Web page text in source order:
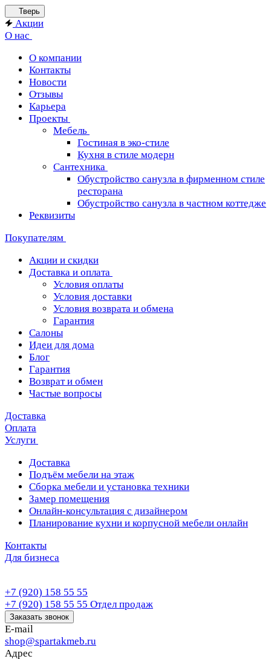
Тверь
Акции
О нас
О компании
Контакты
Новости
Отзывы
Карьера
Проекты
Мебель
Гостиная в эко-стиле
Кухня в стиле модерн
Сантехника
Обустройство санузла в фирменном стиле
ресторана
Обустройство санузла в частном коттедже
Реквизиты
Покупателям
Акции и скидки
Доставка и оплата
Условия оплаты
Условия доставки
Условия возврата и обмена
Гарантия
Салоны
Идеи для дома
Блог
Гарантия
Возврат и обмен
Частые вопросы
Доставка
Оплата
Услуги
Доставка
Подъём мебели на этаж
Сборка мебели и установка техники
Замер помещения
Онлайн-консультация с дизайнером
Планирование кухни и корпусной мебели онлайн
Контакты
Для бизнеса
+7 (920) 158 55 55
+7 (920) 158 55 55 Отдел продаж
Заказать звонок
E-mail
shop@spartakmeb.ru
Адрес